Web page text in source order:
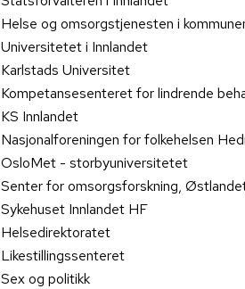
Helse og omsorgstjenesten i
Universitetet i Innlandet
Karlstads Universitet
Kompetansesenteret for lindrende
KS Innlandet
Nasjonalforeningen for folkehelsen
OsloMet - storbyuniversitetet
Senter for omsorgsforskning,
Sykehuset Innlandet HF
Helsedirektoratet
Likestillingssenteret
Sex og politikk